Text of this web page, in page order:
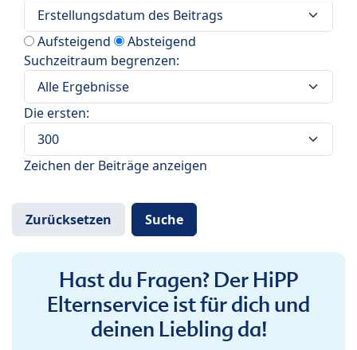
Aufsteigend
Absteigend
Suchzeitraum begrenzen:
Die ersten:
Zeichen der Beiträge anzeigen
Hast du Fragen? Der HiPP
Elternservice ist für dich und
deinen Liebling da!